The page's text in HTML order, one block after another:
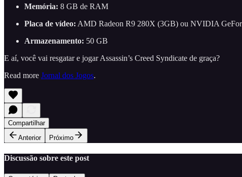
Memória: 8 GB de RAM
Placa de vídeo: AMD Radeon R9 280X (3GB) ou NVIDIA
Armazenamento: 50 GB
E aí, você vai resgatar e jogar Assassin’s Creed Syndicate de graça?
Read more Jornal dos Jogos.
Compartilhar
Anterior
Próximo
Discussão sobre este post